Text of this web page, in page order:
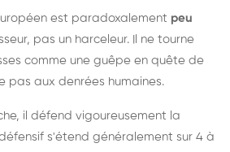
est paradoxalement peu
pas un harceleur. Il ne tourne
comme une guêpe en quête de
pas aux denrées humaines.
il défend vigoureusement la
s'étend généralement sur 4 à